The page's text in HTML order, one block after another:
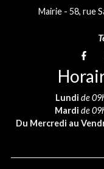
Mairie - 58, rue
Lundi de
Mardi de
Du Mercredi au